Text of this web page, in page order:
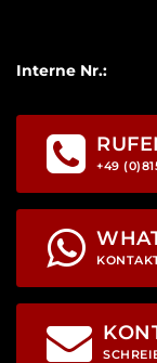
Interne Nr.:
+49